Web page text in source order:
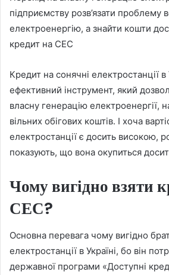
підприємству розв’язати проблему
електроенергію, а знайти кошти
кредит на СЕС
Кредит на сонячні електростанції
ефективний інструмент, який
власну генерацію електроенергії,
вільних обігових коштів. І хоча
електростанції є досить високою,
показують, що вона окупиться
Чому вигідно взяти
СЕС?
Основна перевага чому вигідно
електростанції в Україні, бо він
державної програми «Доступні